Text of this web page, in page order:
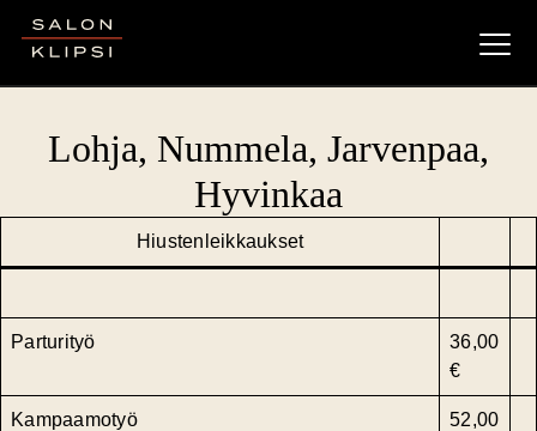
Salon Klipsi
Lohja, Nummela, Jarvenpaa,
Hyvinkaa
Hiustenleikkaukset
Parturityö
36,00
€
Kampaamotyö
52,00